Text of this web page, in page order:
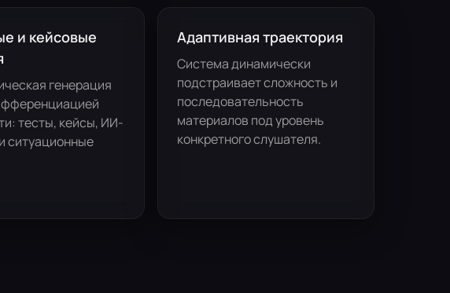
и кейсовые
генерация
тесты, кейсы, ИИ-
ситуационные
Адаптивная траектория
Система динамически
подстраивает сложность и
последовательность
материалов под уровень
конкретного слушателя.